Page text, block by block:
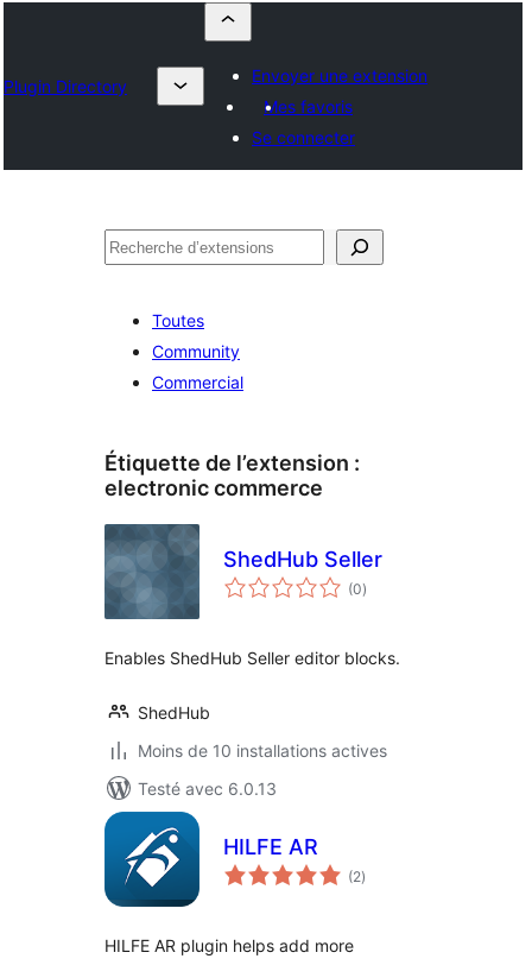
Plugin Directory
Envoyer une extension
Mes favoris
Se connecter
Rechercher
Toutes
Community
Commercial
Étiquette de l’extension :
electronic commerce
ShedHub Seller
(0notes
en
)
Enables ShedHub Seller editor blocks.
ShedHub
Moins de 10 installations actives
Testé avec 6.0.13
HILFE AR
(2notes
en
)
HILFE AR plugin helps add more